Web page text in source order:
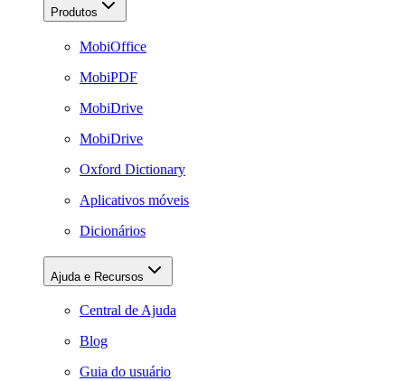
Produtos
MobiOffice
MobiPDF
MobiDrive
MobiDrive
Oxford Dictionary
Aplicativos móveis
Dicionários
Ajuda e Recursos
Central de Ajuda
Blog
Guia do usuário